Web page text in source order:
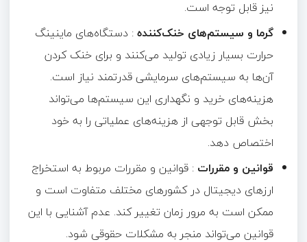
نیز قابل توجه است.
گرما و سیستم‌های خنک‌کننده: دستگاه‌های ماینینگ
حرارت بسیار زیادی تولید می‌کنند و برای خنک کردن
آن‌ها به سیستم‌های سرمایشی قدرتمند نیاز است.
هزینه‌های خرید و نگهداری این سیستم‌ها می‌تواند
بخش قابل توجهی از هزینه‌های عملیاتی را به خود
اختصاص دهد.
قوانین و مقررات : قوانین و مقررات مربوط به استخراج
ارزهای دیجیتال در کشورهای مختلف متفاوت است و
ممکن است به مرور زمان تغییر کند. عدم آشنایی با این
قوانین می‌تواند منجر به مشکلات حقوقی شود.